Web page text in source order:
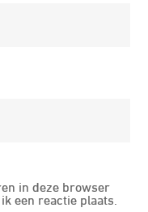
in deze browser
een reactie plaats.